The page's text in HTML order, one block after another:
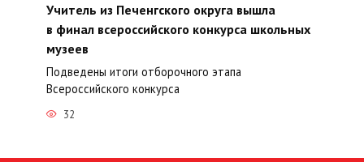
Учитель из Печенгского округа вышла
в финал всероссийского конкурса школьных
музеев
Подведены итоги отборочного этапа
Всероссийского конкурса
32